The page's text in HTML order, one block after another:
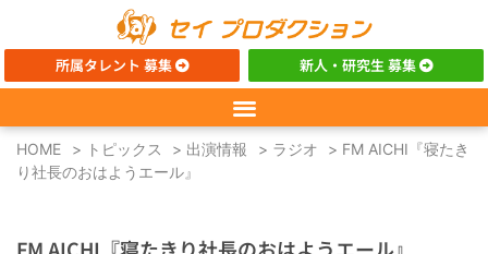
所属タレント 募集 新人・研究生 募集
HOME > トピックス > 出演情報 > ラジオ > FM AICHI『寝たき
り社長のおはようエール』
FM AICHI『寝たきり社長のおはようエール』